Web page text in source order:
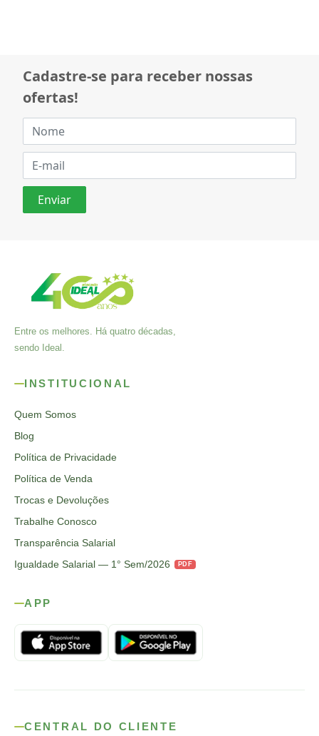
Cadastre-se para receber nossas
ofertas!
Entre os melhores. Há quatro décadas,
sendo Ideal.
INSTITUCIONAL
Quem Somos
Blog
Política de Privacidade
Política de Venda
Trocas e Devoluções
Trabalhe Conosco
Transparência Salarial
Igualdade Salarial — 1° Sem/2026
PDF
APP
CENTRAL DO CLIENTE